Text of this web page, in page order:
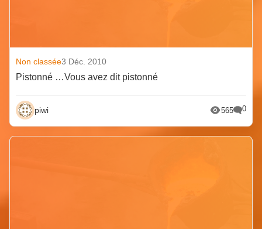
Non classée3 Déc. 2010
Pistonné …Vous avez dit pistonné
piwi 565 0